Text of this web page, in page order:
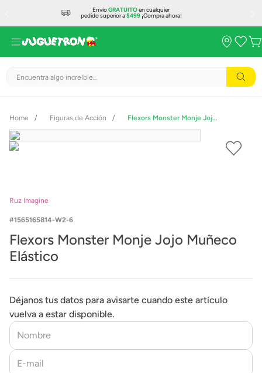
EnvíoGRATUITOen cualquier
pedido superior a$499¡Compra ahora!
Encuentra algo increíble...
Figuras de Acción Flexors Monster Monje Jojo Muñeco Elástico
Ruz Imagine
1565165814-W2-6
Flexors Monster Monje Jojo Muñeco
Elástico
Déjanos tus datos para avisarte cuando este artículo
vuelva a estar disponible.